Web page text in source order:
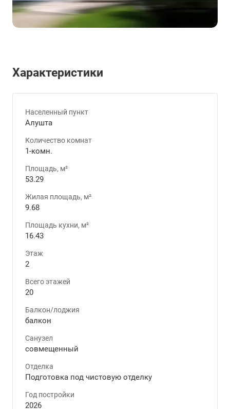
Характеристики
Населенный пункт
Алушта
Количество комнат
1-комн.
Площадь, м²
53.29
Жилая площадь, м²
9.68
Площадь кухни, м²
16.43
Этаж
2
Всего этажей
20
Балкон/лоджия
балкон
Санузел
совмещенный
Отделка
Подготовка под чистовую отделку
Год постройки
2026